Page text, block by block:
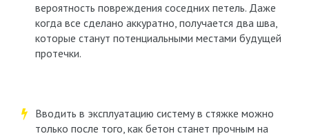
вероятность повреждения соседних петель. Даже
когда все сделано аккуратно, получается два шва,
которые станут потенциальными местами будущей
протечки.
Вводить в эксплуатацию систему в стяжке можно
только после того, как бетон станет прочным на